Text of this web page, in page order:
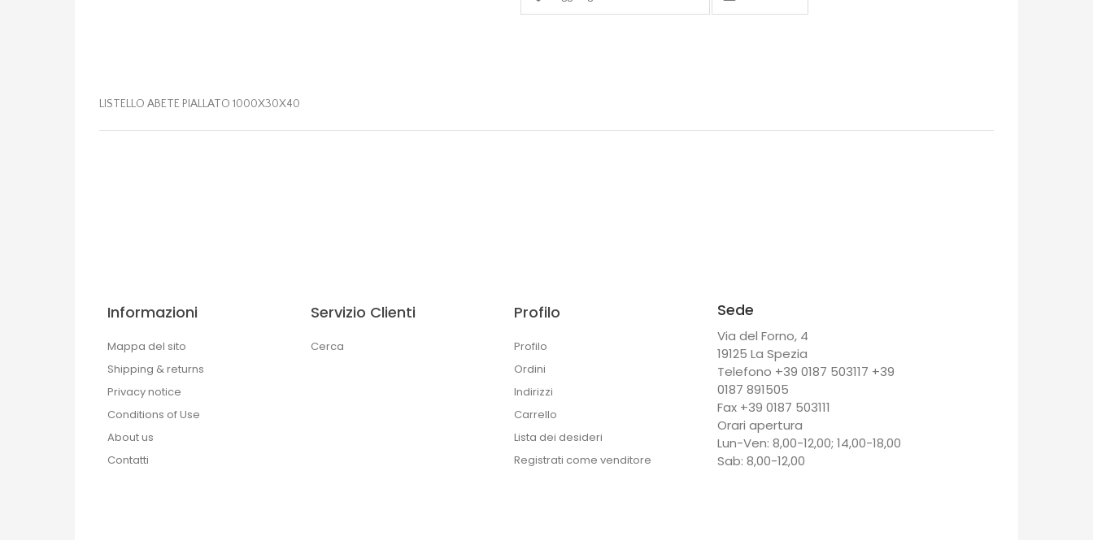
LISTELLO ABETE PIALLATO 1000X30X40
Informazioni
Mappa del sito
Shipping & returns
Privacy notice
Conditions of Use
About us
Contatti
Servizio Clienti
Cerca
Profilo
Profilo
Ordini
Indirizzi
Carrello
Lista dei desideri
Registrati come venditore
Sede
Via del Forno, 4
19125 La Spezia
Telefono +39 0187 503117 +39
0187 891505
Fax +39 0187 503111
Orari apertura
Lun-Ven: 8,00-12,00; 14,00-18,00
Sab: 8,00-12,00